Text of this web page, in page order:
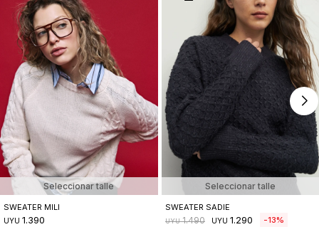
Seleccionar talle
SWEATER MILI
UYU 1.390
Seleccionar talle
SWEATER SADIE
UYU 1.490 UYU 1.290 13